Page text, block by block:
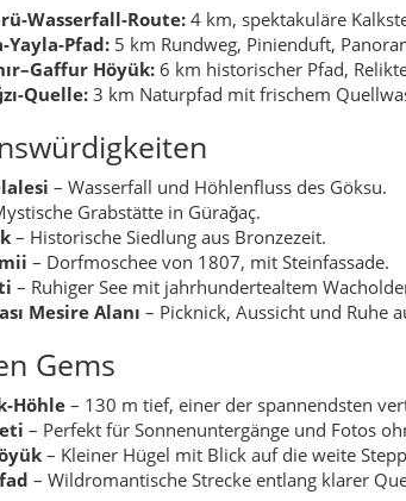
Wasserfall-Route: 4 km, spektakuläre
Yayla-Pfad: 5 km Rundweg, Pinienduft,
Höyük: 6 km historischer Pfad,
Quelle: 3 km Naturpfad mit frischem
– Wasserfall und Höhlenfluss des Göksu.
Grabstätte in Gürağaç.
– Historische Siedlung aus Bronzezeit.
– Dorfmoschee von 1807, mit Steinfassade.
– Ruhiger See mit jahrhundertealtem
Mesire Alanı – Picknick, Aussicht und Ruhe
Gems
Höhle – 130 m tief, einer der spannendsten
– Perfekt für Sonnenuntergänge und Fotos
– Kleiner Hügel mit Blick auf die weite
– Wildromantische Strecke entlang klarer